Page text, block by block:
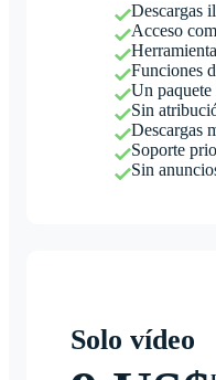
Descargas
Acceso
Funciones
Un paquete
Sin
Descargas
Soporte
Sin
Solo vídeo